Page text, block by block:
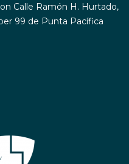
Calle Ramón H. Hurtado,
99 de Punta Pacífica